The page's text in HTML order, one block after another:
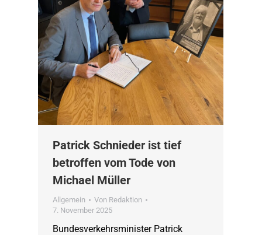
Patrick Schnieder ist tief
betroffen vom Tode von
Michael Müller
Allgemein Von Redaktion
7. November 2025
Bundesverkehrsminister Patrick